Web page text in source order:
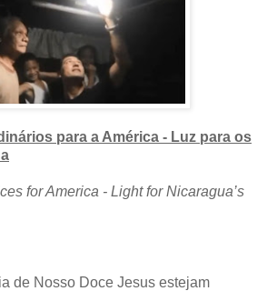
para a América - Luz para os
for America - Light for Nicaragua’s
de Nosso Doce Jesus estejam